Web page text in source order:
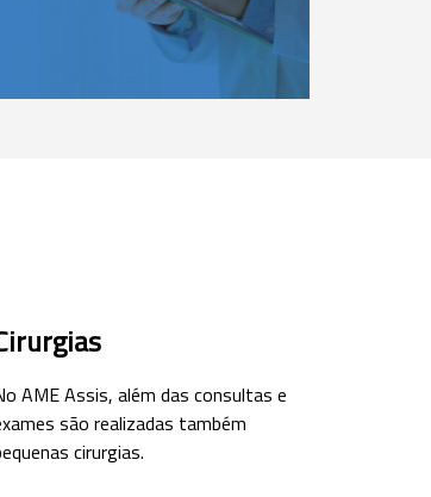
AME Assis, além das consultas e
são realizadas também
cirurgias.